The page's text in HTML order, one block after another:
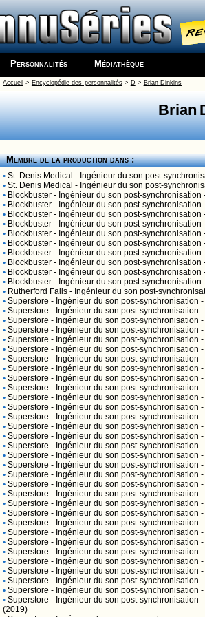
Personnalités Médiathèque
Accueil > Encyclopédie des personnalités> D > Brian Dinkins
Brian
Membre de la production dans :
• St. Denis Medical - Ingénieur du son post-
• St. Denis Medical - Ingénieur du son post-
• Blockbuster - Ingénieur du son post-synchronisation
• Blockbuster - Ingénieur du son post-synchronisation
• Blockbuster - Ingénieur du son post-synchronisation
• Blockbuster - Ingénieur du son post-synchronisation
• Blockbuster - Ingénieur du son post-synchronisation
• Blockbuster - Ingénieur du son post-synchronisation
• Blockbuster - Ingénieur du son post-synchronisation
• Blockbuster - Ingénieur du son post-synchronisation
• Blockbuster - Ingénieur du son post-synchronisation
• Blockbuster - Ingénieur du son post-synchronisation
• Rutherford Falls - Ingénieur du son post-
• Superstore - Ingénieur du son post-synchronisation
• Superstore - Ingénieur du son post-synchronisation
• Superstore - Ingénieur du son post-synchronisation
• Superstore - Ingénieur du son post-synchronisation
• Superstore - Ingénieur du son post-synchronisation
• Superstore - Ingénieur du son post-synchronisation
• Superstore - Ingénieur du son post-synchronisation
• Superstore - Ingénieur du son post-synchronisation
• Superstore - Ingénieur du son post-synchronisation
• Superstore - Ingénieur du son post-synchronisation
• Superstore - Ingénieur du son post-synchronisation
• Superstore - Ingénieur du son post-synchronisation
• Superstore - Ingénieur du son post-synchronisation
• Superstore - Ingénieur du son post-synchronisation
• Superstore - Ingénieur du son post-synchronisation
• Superstore - Ingénieur du son post-synchronisation
• Superstore - Ingénieur du son post-synchronisation
• Superstore - Ingénieur du son post-synchronisation
• Superstore - Ingénieur du son post-synchronisation
• Superstore - Ingénieur du son post-synchronisation
• Superstore - Ingénieur du son post-synchronisation
• Superstore - Ingénieur du son post-synchronisation
• Superstore - Ingénieur du son post-synchronisation
• Superstore - Ingénieur du son post-synchronisation
• Superstore - Ingénieur du son post-synchronisation
• Superstore - Ingénieur du son post-synchronisation
• Superstore - Ingénieur du son post-synchronisation
• Superstore - Ingénieur du son post-synchronisation
• Superstore - Ingénieur du son post-synchronisation
• Superstore - Ingénieur du son post-synchronisation
• Superstore - Ingénieur du son post-synchronisation
• Superstore - Ingénieur du son post-synchronisation
(2019)